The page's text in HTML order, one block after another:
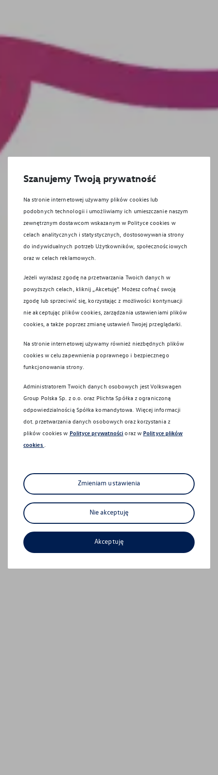
Szanujemy Twoją prywatność
Na stronie internetowej używamy plików cookies lub
podobnych technologii i umożliwiamy ich umieszczanie naszym
zewnętrznym dostawcom wskazanym w Polityce cookies w
celach analitycznych i statystycznych, dostosowywania strony
do indywidualnych potrzeb Użytkowników, społecznościowych
oraz w celach reklamowych.
Jeżeli wyrażasz zgodę na przetwarzania Twoich danych w
powyższych celach, kliknij „Akcetuję”. Możesz cofnąć swoją
zgodę lub sprzeciwić się, korzystając z możliwości kontynuacji
nie akceptując plików cookies, zarządzania ustawieniami plików
cookies, a także poprzez zmianę ustawień Twojej przeglądarki.
Na stronie internetowej używamy również niezbędnych plików
cookies w celu zapewnienia poprawnego i bezpiecznego
funkcjonowania strony.
Administratorem Twoich danych osobowych jest Volkswagen
Group Polska Sp. z o.o. oraz Plichta Spółka z ograniczoną
odpowiedzialnością Spółka komandytowa . Więcej informacji
dot. przetwarzania danych osobowych oraz korzystania z
plików cookies w Polityce prywatności oraz w Polityce plików
cookies
Zmieniam ustawienia
Nie akceptuję
Akceptuję